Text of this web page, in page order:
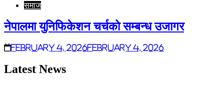
समाज
नेपालमा युनिफिकेशन चर्चको सम्बन्ध उजागर
February 4, 2026February 4, 2026
Latest News